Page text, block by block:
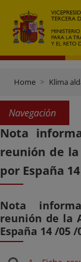
Home Klima
Navegación
Nota
reunión de
por España
Nota
reunión de la
España 14 /05 /